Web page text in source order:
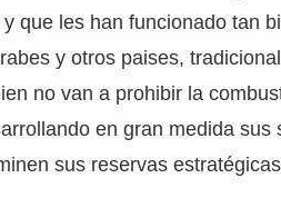
que les han funcionado tan
y otros paises,
no van a prohibir la
en gran medida sus
sus reservas